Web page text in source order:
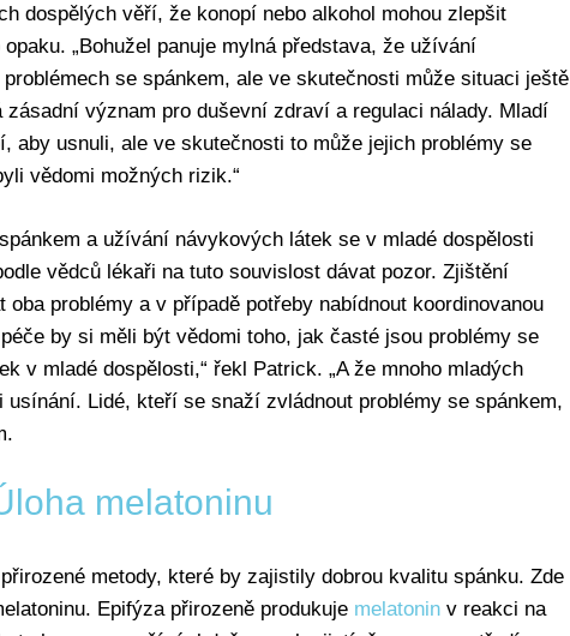
dospělých věří, že konopí nebo alkohol mohou zlepšit
„Bohužel panuje mylná představa, že užívání
se spánkem, ale ve skutečnosti může situaci ještě
zásadní význam pro duševní zdraví a regulaci nálady. Mladí
aby usnuli, ale ve skutečnosti to může jejich problémy se
vědomi možných rizik.“
a užívání návykových látek se v mladé dospělosti
vědců lékaři na tuto souvislost dávat pozor. Zjištění
problémy a v případě potřeby nabídnout koordinovanou
by si měli být vědomi toho, jak časté jsou problémy se
v mladé dospělosti,“ řekl Patrick. „A že mnoho mladých
Lidé, kteří se snaží zvládnout problémy se spánkem,
melatoninu
metody, které by zajistily dobrou kvalitu spánku. Zde
Epifýza přirozeně produkuje melatonin v reakci na